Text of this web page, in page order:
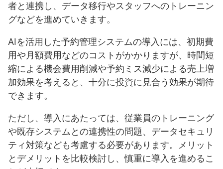
者と連携し、データ移行やスタッフへのトレーニン
グなどを進めていきます。
AIを活用した予約管理システムの導入には、初期費
用や月額費用などのコストがかかりますが、時間短
縮による機会費用削減や予約ミス減少による売上増
加効果を考えると、十分に投資に見合う効果が期待
できます。
ただし、導入にあたっては、従業員のトレーニング
や既存システムとの連携性の問題、データセキュリ
ティ対策なども考慮する必要があります。メリット
とデメリットを比較検討し、慎重に導入を進めるこ